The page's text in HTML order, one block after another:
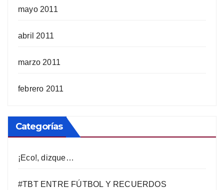
mayo 2011
abril 2011
marzo 2011
febrero 2011
Categorías
¡Eco!, dizque…
#TBT ENTRE FÚTBOL Y RECUERDOS